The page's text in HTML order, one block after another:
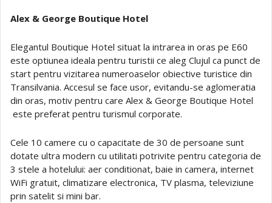
Alex & George Boutique Hotel
Elegantul Boutique Hotel situat la intrarea in oras pe E60
este optiunea ideala pentru turistii ce aleg Clujul ca punct de
start pentru vizitarea numeroaselor obiective turistice din
Transilvania. Accesul se face usor, evitandu-se aglomeratia
din oras, motiv pentru care Alex & George Boutique Hotel
este preferat pentru turismul corporate.
Cele 10 camere cu o capacitate de 30 de persoane sunt
dotate ultra modern cu utilitati potrivite pentru categoria de
3 stele a hotelului: aer conditionat, baie in camera, internet
WiFi gratuit, climatizare electronica, TV plasma, televiziune
prin satelit si mini bar.